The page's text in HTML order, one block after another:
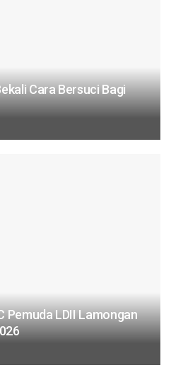
Cara Bersuci Bagi
Pemuda LDII Lamongan